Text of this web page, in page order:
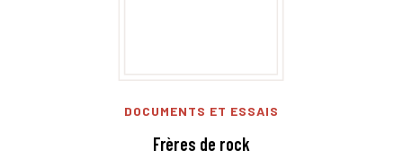
DOCUMENTS ET ESSAIS
Frères de rock